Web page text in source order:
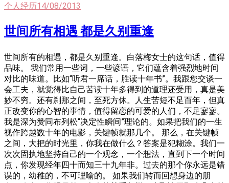
个人经历14/08/2013
世间所有相遇 都是久别重逢
世间所有的相遇，都是久别重逢。白落梅女士的这句话，值得
品味。 我们常用一些词，一些谚语，它们蕴含着强烈地时间
对比的味道。比如“听君一席话，胜读十年书”。我跟您交谈一
会工夫，就觉得比自己苦读十年多得到的道理还受用，真是美
妙不穷。还有刹那之间，至死方休。人生苦短不足百年，但真
正改变你的心智的事情，值得留恋的可爱的人们，不足寥寥。
我是深为赞同布列松“决定性瞬间”理论的。如果把我们的一生
视作跨越数十年的电影，关键帧就那几个。 那么，在关键帧
之间，大把的时光里，你我在做什么？答案是犯糊涂。我们一
次次固执地坚持自己的一个观念，一个想法，直到下一个时间
点，你发现经年四十而知三十九年非。过去的那个你永远是错
误的，幼稚的，不可理喻的。 如果我们转而回想身边的朋